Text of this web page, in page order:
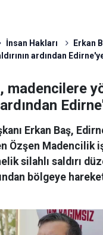
İnsan Hakları
Erkan
ardından
madencilere
ardından
Erkan Baş,
Özşen Madencilik
silahlı saldırı
bölgeye